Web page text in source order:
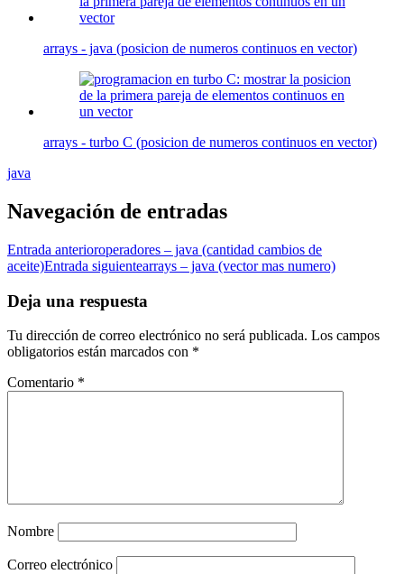
arrays - java (posicion de numeros continuos en vector)
arrays - turbo C (posicion de numeros continuos en vector)
java
Navegación de entradas
Entrada anterioroperadores – java (cantidad cambios de
aceite)Entrada siguientearrays – java (vector mas numero)
Deja una respuesta
Tu dirección de correo electrónico no será publicada. Los campos
obligatorios están marcados con *
Comentario *
Nombre
Correo electrónico